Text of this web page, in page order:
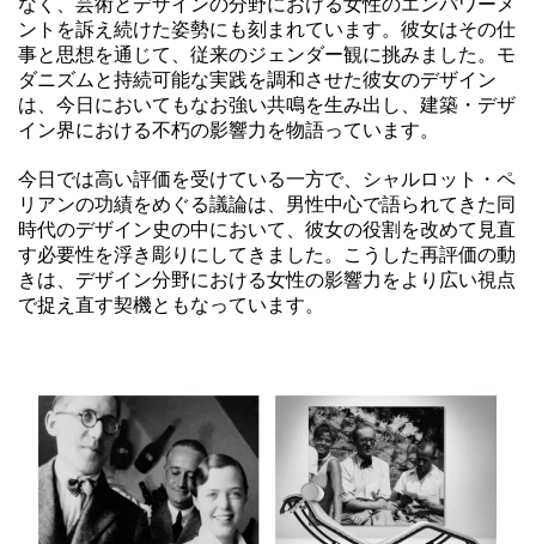
なく、芸術とデザインの分野における女性のエンパワーメ
ントを訴え続けた姿勢にも刻まれています。彼女はその仕
事と思想を通じて、従来のジェンダー観に挑みました。モ
ダニズムと持続可能な実践を調和させた彼女のデザイン
は、今日においてもなお強い共鳴を生み出し、建築・デザ
イン界における不朽の影響力を物語っています。
今日では高い評価を受けている一方で、シャルロット・ペ
リアンの功績をめぐる議論は、男性中心で語られてきた同
時代のデザイン史の中において、彼女の役割を改めて見直
す必要性を浮き彫りにしてきました。こうした再評価の動
きは、デザイン分野における女性の影響力をより広い視点
で捉え直す契機ともなっています。